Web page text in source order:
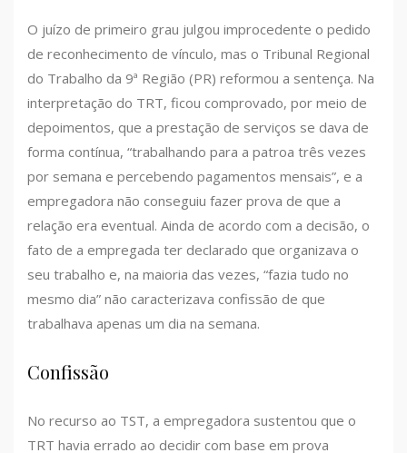
O juízo de primeiro grau julgou improcedente o pedido
de reconhecimento de vínculo, mas o Tribunal Regional
do Trabalho da 9ª Região (PR) reformou a sentença. Na
interpretação do TRT, ficou comprovado, por meio de
depoimentos, que a prestação de serviços se dava de
forma contínua, “trabalhando para a patroa três vezes
por semana e percebendo pagamentos mensais”, e a
empregadora não conseguiu fazer prova de que a
relação era eventual. Ainda de acordo com a decisão, o
fato de a empregada ter declarado que organizava o
seu trabalho e, na maioria das vezes, “fazia tudo no
mesmo dia” não caracterizava confissão de que
trabalhava apenas um dia na semana.
Confissão
No recurso ao TST, a empregadora sustentou que o
TRT havia errado ao decidir com base em prova